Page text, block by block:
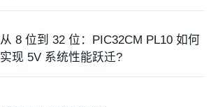
从 8 位到 32 位：PIC32CM PL10 如何
实现 5V 系统性能跃迁?